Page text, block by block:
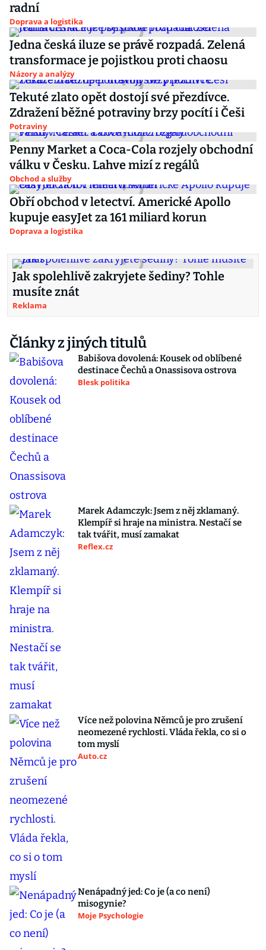
radní
Doprava a logistika
Jedna česká iluze se právě rozpadá. Zelená
transformace je pojistkou proti chaosu
Názory a analýzy
Tekuté zlato opět dostojí své přezdívce.
Zdražení běžné potraviny brzy pocítí i Češi
Potraviny
Penny Market a Coca-Cola rozjely obchodní
válku v Česku. Lahve mizí z regálů
Obchod a služby
Obří obchod v letectví. Americké Apollo
kupuje easyJet za 161 miliard korun
Doprava a logistika
Jak spolehlivě zakryjete šediny? Tohle
musíte znát
Reklama
Články z jiných titulů
Babišova dovolená: Kousek od oblíbené
destinace Čechů a Onassisova ostrova
Blesk politika
Marek Adamczyk: Jsem z něj zklamaný.
Klempíř si hraje na ministra. Nestačí se
tak tvářit, musí zamakat
Reflex.cz
Více než polovina Němců je pro zrušení
neomezené rychlosti. Vláda řekla, co si o
tom myslí
Auto.cz
Nenápadný jed: Co je (a co není)
misogynie?
Moje Psychologie